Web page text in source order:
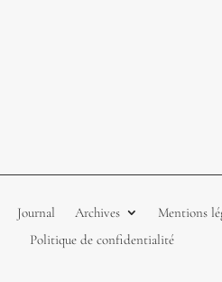
Journal Archives
Mentions
Politique de confidentialité